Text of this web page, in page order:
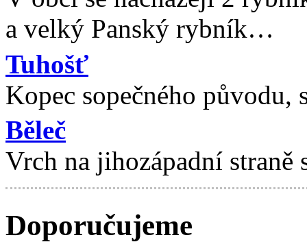
a velký Panský rybník…
Tuhošť
Kopec sopečného
Běleč
Vrch na jihozápadní
Doporučujeme